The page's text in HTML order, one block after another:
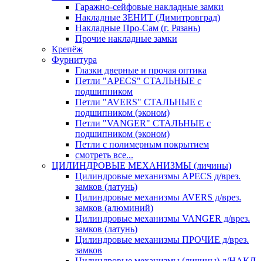
Гаражно-сейфовые накладные замки
Накладные ЗЕНИТ (Димитровград)
Накладные Про-Сам (г. Рязань)
Прочие накладные замки
Крепёж
Фурнитура
Глазки дверные и прочая оптика
Петли "APECS" СТАЛЬНЫЕ с
подшипником
Петли "AVERS" СТАЛЬНЫЕ с
подшипником (эконом)
Петли "VANGER" СТАЛЬНЫЕ с
подшипником (эконом)
Петли с полимерным покрытием
смотреть все...
ЦИЛИНДРОВЫЕ МЕХАНИЗМЫ (личины)
Цилиндровые механизмы APECS д/врез.
замков (латунь)
Цилиндровые механизмы AVERS д/врез.
замков (алюминий)
Цилиндровые механизмы VANGER д/врез.
замков (латунь)
Цилиндровые механизмы ПРОЧИЕ д/врез.
замков